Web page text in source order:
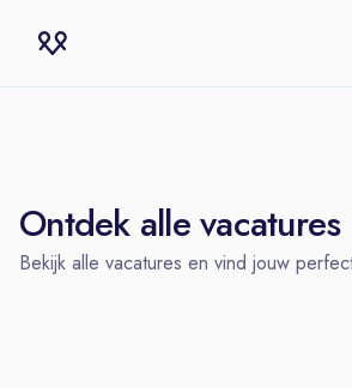
Ontdek alle vacatures
Bekijk alle vacatures en vind jouw